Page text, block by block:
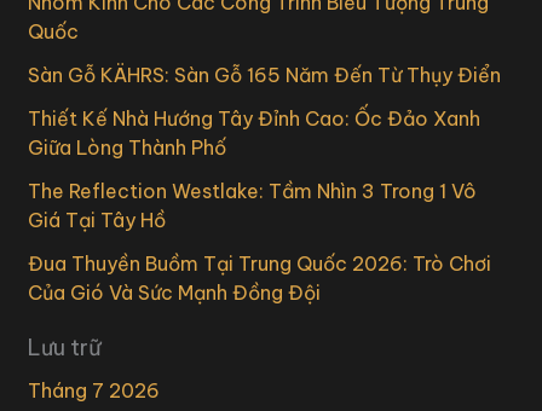
Quốc
Sàn Gỗ KÄHRS: Sàn Gỗ 165 Năm Đến Từ Thụy Điển
Thiết Kế Nhà Hướng Tây Đỉnh Cao: Ốc Đảo Xanh
Giữa Lòng Thành Phố
The Reflection Westlake: Tầm Nhìn 3 Trong 1 Vô
Giá Tại Tây Hồ
Đua Thuyền Buồm Tại Trung Quốc 2026: Trò Chơi
Của Gió Và Sức Mạnh Đồng Đội
Lưu trữ
Tháng 7 2026